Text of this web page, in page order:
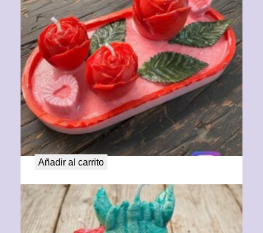
Barco de Rosas con corazón
29,00€
Añadir al carrito